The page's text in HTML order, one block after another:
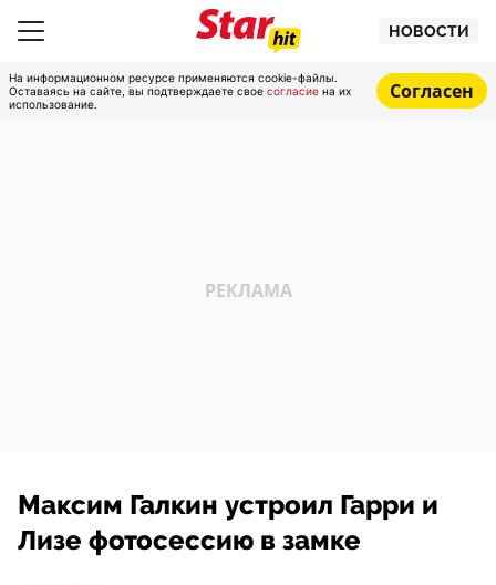
НОВОСТИ
На информационном ресурсе применяются cookie-файлы.
Оставаясь на сайте, вы подтверждаете свое согласие на их
использование.
Согласен
Максим Галкин устроил Гарри и
Лизе фотосессию в замке